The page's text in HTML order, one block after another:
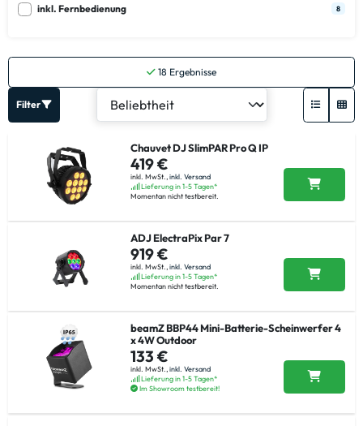
inkl. Fernbedienung 8
18 Ergebnisse
Filter
Chauvet DJ SlimPAR Pro Q IP
419 €
inkl. MwSt., inkl. Versand
Lieferung in 1-5 Tagen*
Momentan nicht testbereit.
ADJ ElectraPix Par 7
919 €
inkl. MwSt., inkl. Versand
Lieferung in 1-5 Tagen*
Momentan nicht testbereit.
beamZ BBP44 Mini-Batterie-Scheinwerfer 4
x 4W Outdoor
133 €
inkl. MwSt.,inkl. Versand
Lieferung in 1-5 Tagen*
Im Showroom testbereit!